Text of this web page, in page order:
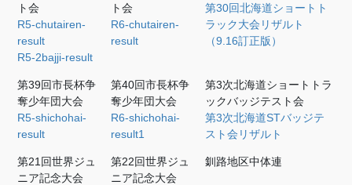
ト会
R5-chutairen-
result
R5-2bajji-result
ト会
R6-chutairen-
result
第30回北海道ショートト
ラック大会リザルト
（9.16訂正版）
第39回市長杯争
奪少年団大会
R5-shichohai-
result
第40回市長杯争
奪少年団大会
R6-shichohai-
result1
第3次北海道ショートトラ
ックバッジテスト会
第3次北海道STバッジテ
スト会リザルト
第21回世界ジュ
ニア記念大会
第22回世界ジュ
ニア記念大会
釧路地区中体連